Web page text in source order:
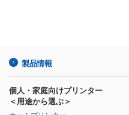
製品情報
個人・家庭向けプリンター
＜用途から選ぶ＞